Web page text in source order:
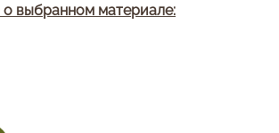
о выбранном материале: